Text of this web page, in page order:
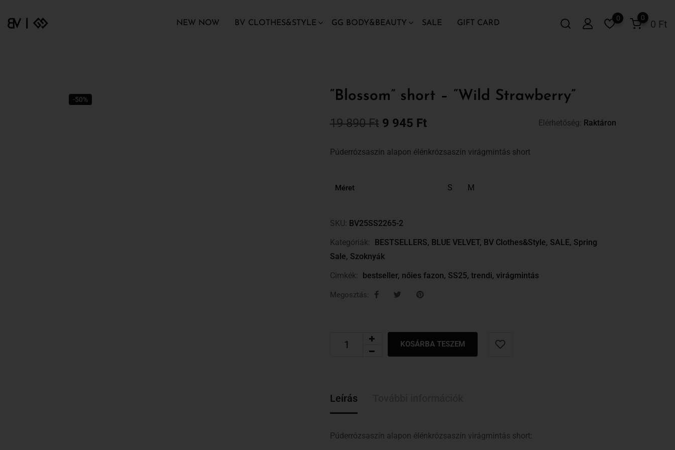
NEW NOW BV CLOTHES&STYLE GG BODY&BEAUTY SALE GIFT CARD 0 Ft
0
0
-50% “Blossom” short – “Wild Strawberry”
19 890Ft 9 945 Ft Elérhetőség: Raktáron
Púderrózsaszín alapon élénkrózsaszín virágmintás short
Méret S M
SKU: BV25SS2265-2
Kategóriák:
BESTSELLERS, BLUE VELVET, BV Clothes&Style, SALE, Spring
Sale, Szoknyák
Cimkék:
bestseller, nőies fazon, SS25, trendi, virágmintás
Megosztás:
KOSÁRBA TESZEM
Leírás
Púderrózsaszín alapon élénkrózsaszín virágmintás short: